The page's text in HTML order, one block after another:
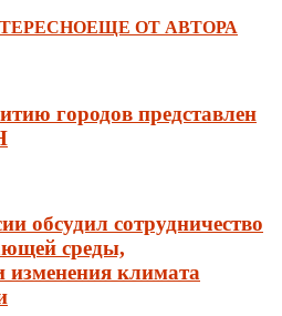
ЕЩЕ ОТ АВТОРА
городов представлен
обсудил сотрудничество
среды,
изменения климата